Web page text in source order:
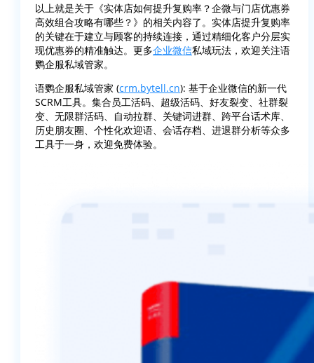
以上就是关于《实体店如何提升复购率？企微与门店优惠券
高效组合攻略有哪些？》的相关内容了。实体店提升复购率
的关键在于建立与顾客的持续连接，通过精细化客户分层实
现优惠券的精准触达。更多企业微信私域玩法，欢迎关注语
鹦企服私域管家。
语鹦企服私域管家 (crm.bytell.cn): 基于企业微信的新一代
SCRM工具。集合员工活码、超级活码、好友裂变、社群裂
变、无限群活码、自动拉群、关键词进群、跨平台话术库、
历史朋友圈、个性化欢迎语、会话存档、进退群分析等众多
工具于一身，欢迎免费体验。